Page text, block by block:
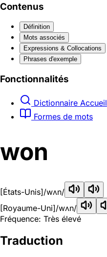
Contenus
Définition
Mots associés
Expressions & Collocations
Phrases d'exemple
Fonctionnalités
Dictionnaire Accueil
Formes de mots
won
[États-Unis]/wʌn/
[Royaume-Uni]/wʌn/
Fréquence: Très élevé
Traduction